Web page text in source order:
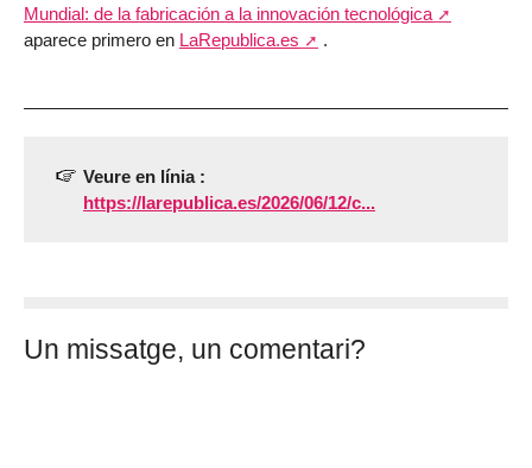
Mundial: de la fabricación a la innovación tecnológica
aparece primero en LaRepublica.es .
Veure en línia :
https://larepublica.es/2026/06/12/c...
Un missatge, un comentari?